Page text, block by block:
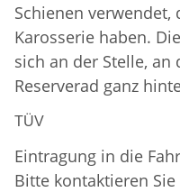
Schienen
Karosserie haben.
sich an der Stelle,
Reserverad ganz
TÜV
Eintragung in die
Bitte kontaktieren